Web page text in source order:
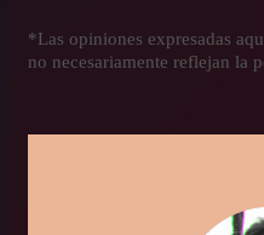
*Las opiniones expresadas
no necesariamente reflejan la